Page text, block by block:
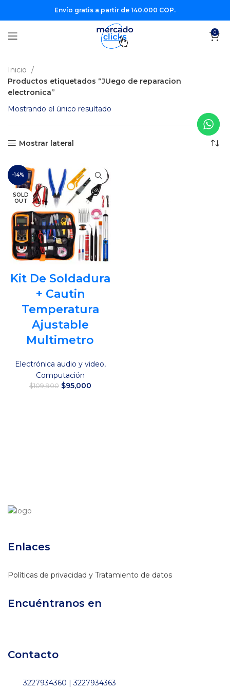
Envío gratis a partir de 140.000 COP.
0
Inicio
Productos etiquetados “JUego de reparacion
electronica”
Mostrando el único resultado
Mostrar lateral
-14%
SOLD
OUT
Kit De Soldadura
+ Cautin
Temperatura
Ajustable
Multimetro
Electrónica audio y video,
Computación
$109,900 El
$95,000El
Enlaces
Políticas de privacidad y Tratamiento de datos
Encuéntranos en
Contacto
3227934360 | 3227934363